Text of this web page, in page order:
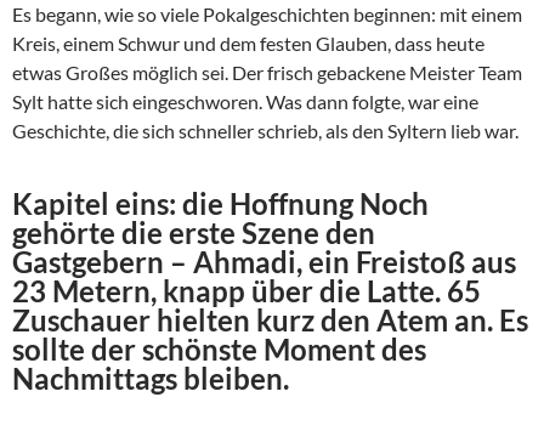
Es begann, wie so viele Pokalgeschichten beginnen: mit einem
Kreis, einem Schwur und dem festen Glauben, dass heute
etwas Großes möglich sei. Der frisch gebackene Meister Team
Sylt hatte sich eingeschworen. Was dann folgte, war eine
Geschichte, die sich schneller schrieb, als den Syltern lieb war.
Kapitel eins: die Hoffnung Noch
gehörte die erste Szene den
Gastgebern – Ahmadi, ein Freistoß aus
23 Metern, knapp über die Latte. 65
Zuschauer hielten kurz den Atem an. Es
sollte der schönste Moment des
Nachmittags bleiben.